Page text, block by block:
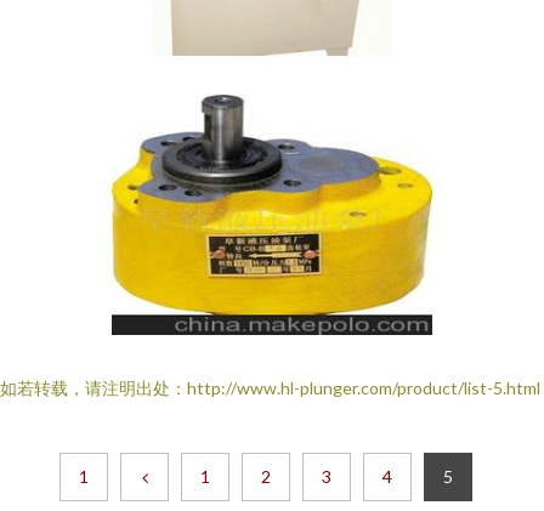
如若转载，请注明出处：http://www.hl-plunger.com/product/list-5.html
1 1 2 3 4 5